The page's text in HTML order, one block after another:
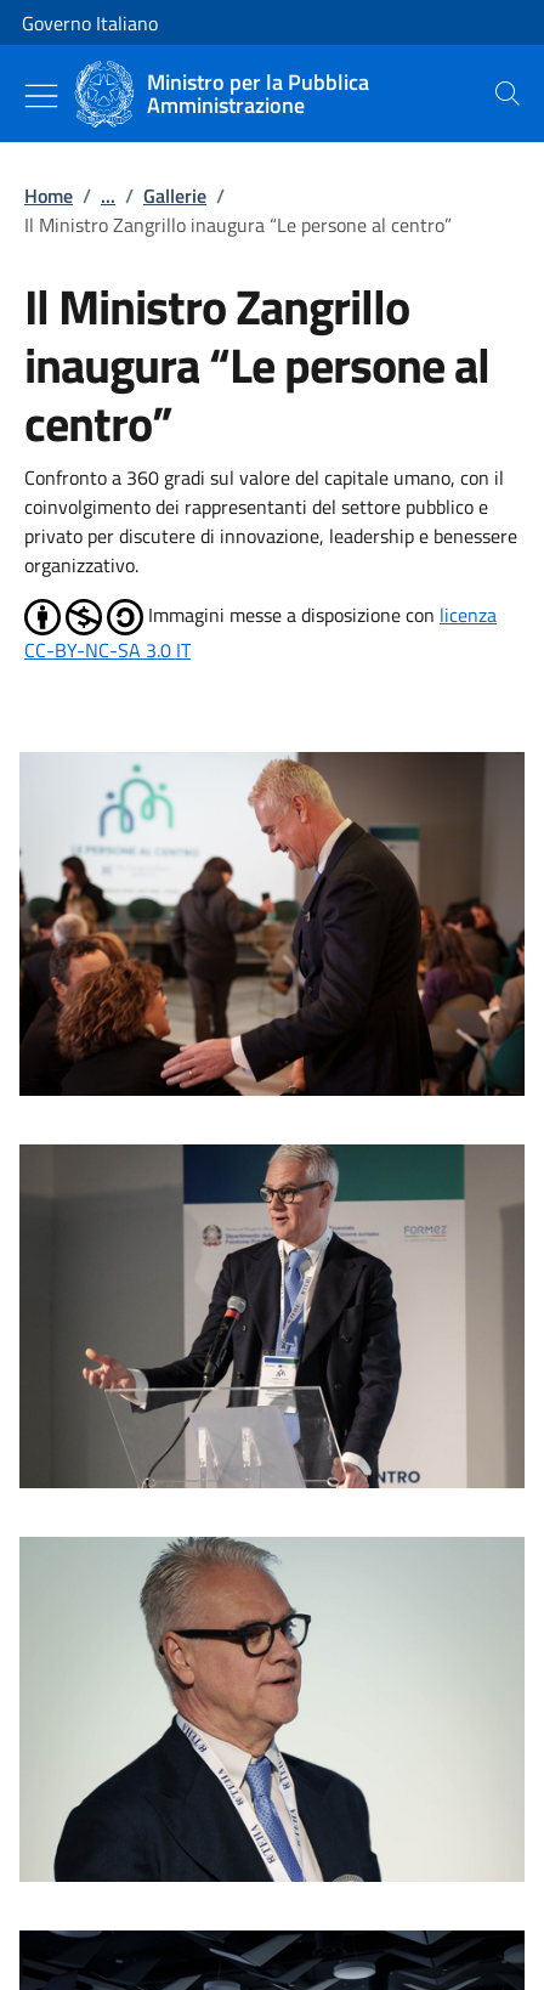
Vai al contenuto
Vai alla navigazione del sito
Governo Italiano
Ministro per la Pubblica
Amministrazione Cerca
Home / ... / Gallerie /
Il Ministro Zangrillo inaugura “Le persone al centro”
Il Ministro Zangrillo
inaugura “Le persone al
centro”
Confronto a 360 gradi sul valore del capitale umano, con il
coinvolgimento dei rappresentanti del settore pubblico e
privato per discutere di innovazione, leadership e benessere
organizzativo.
Immagini messe a disposizione con licenza
CC-BY-NC-SA 3.0 IT